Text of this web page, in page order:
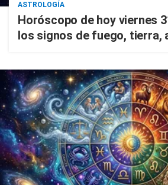
ASTROLOGÍA
Horóscopo de hoy viernes
los signos de fuego, tierra,